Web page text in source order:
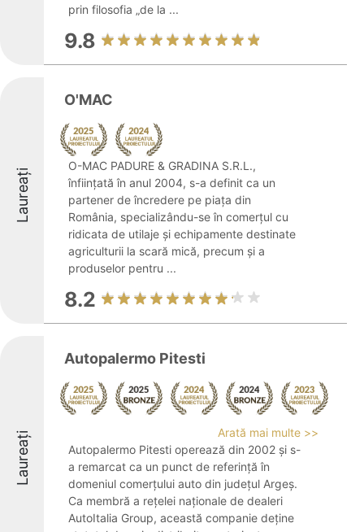
prin filosofia „de la ...
9.8
Laureați
O'MAC
O-MAC PADURE & GRADINA S.R.L.,
înființată în anul 2004, s-a definit ca un
partener de încredere pe piața din
România, specializându-se în comerțul cu
ridicata de utilaje și echipamente destinate
agriculturii la scară mică, precum și a
produselor pentru ...
8.2
Laureați
Autopalermo Pitesti
Arată mai multe >>
Autopalermo Pitesti operează din 2002 și s-
a remarcat ca un punct de referință în
domeniul comerțului auto din județul Argeș.
Ca membră a rețelei naționale de dealeri
AutoItalia Group, această companie deține